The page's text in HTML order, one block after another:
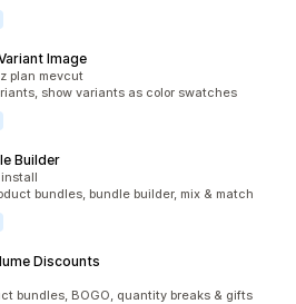
Image
plan mevcut
show variants as color swatches
Builder
install
bundles, bundle builder, mix & match
Discounts
bundles, BOGO, quantity breaks & gifts